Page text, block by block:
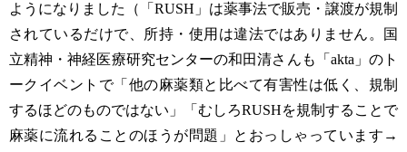
ようになりました（「RUSH」は薬事法で販売・譲渡が規制
されているだけで、所持・使用は違法ではありません。国
立精神・神経医療研究センターの和田清さんも「akta」のト
ークイベントで「他の麻薬類と比べて有害性は低く、規制
するほどのものではない」「むしろRUSHを規制することで
麻薬に流れることのほうが問題」とおっしゃっています→